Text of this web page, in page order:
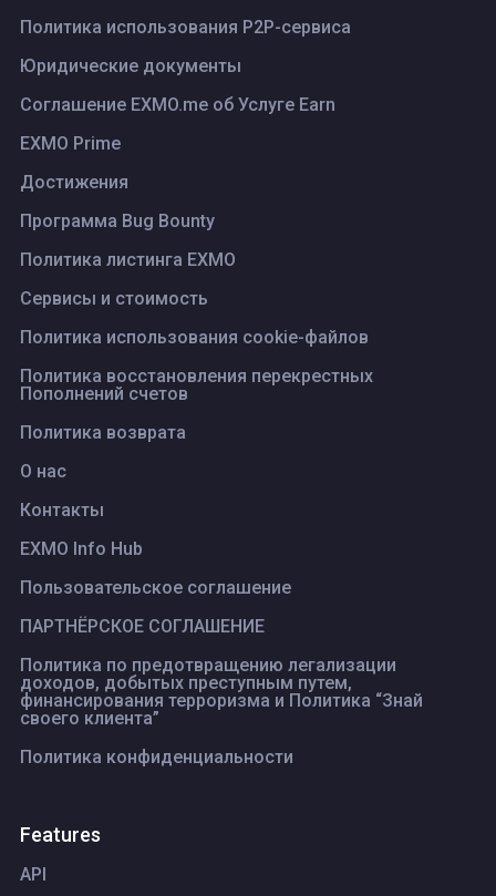
Политика использования P2P-сервиса
Юридические документы
Соглашение EXMO.me об Услуге Earn
EXMO Prime
Достижения
Программа Bug Bounty
Политика листинга ЕХМО
Сервисы и стоимость
Политика использования cookie-файлов
Политика восстановления перекрестных
Пополнений счетов
Политика возврата
О нас
Контакты
EXMO Info Hub
Пользовательское соглашение
ПАРТНЁРСКОЕ СОГЛАШЕНИЕ
Политика по предотвращению легализации
доходов, добытых преступным путем,
финансирования терроризма и Политика “Знай
своего клиента”
Политика конфиденциальности
Features
API